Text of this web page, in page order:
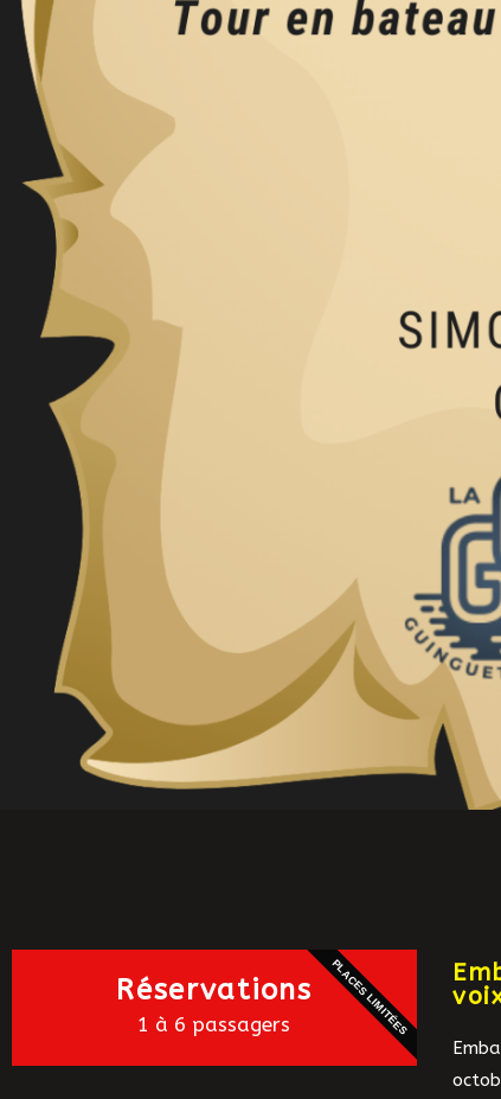
Réservations
1 à 6 passagers PLACES LIMITÉES